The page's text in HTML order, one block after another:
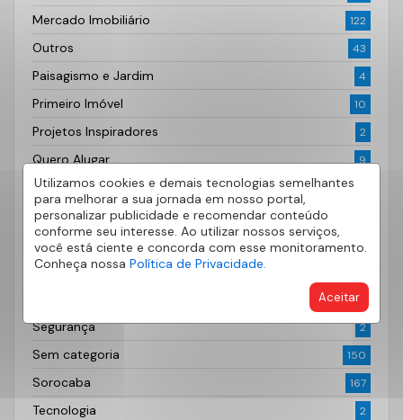
Utilizamos cookies e demais tecnologias semelhantes
para melhorar a sua jornada em nosso portal,
personalizar publicidade e recomendar conteúdo
conforme seu interesse. Ao utilizar nossos serviços,
você está ciente e concorda com esse monitoramento.
Conheça nossa Política de Privacidade.
Aceitar
Mercado Imobiliário 122
Outros 43
Paisagismo e Jardim 4
Primeiro Imóvel 10
Projetos Inspiradores 2
Quero Alugar 9
Quero Anunciar
Quero Comprar
Realiza AE Seguros 1
Saúde
Segurança 2
Sem categoria 150
Sorocaba 167
Tecnologia 2